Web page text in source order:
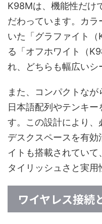
K98Mは、機能性だけ
だわっています。カ
いた「グラファイト
る「オフホワイト（
れ、どちらも幅広いシ
また、コンパクトなが
日本語配列やテンキ
す。この設計により、
デスクスペースを有効
イトも搭載されてい
タイリッシュさと実用
ワイヤレス接